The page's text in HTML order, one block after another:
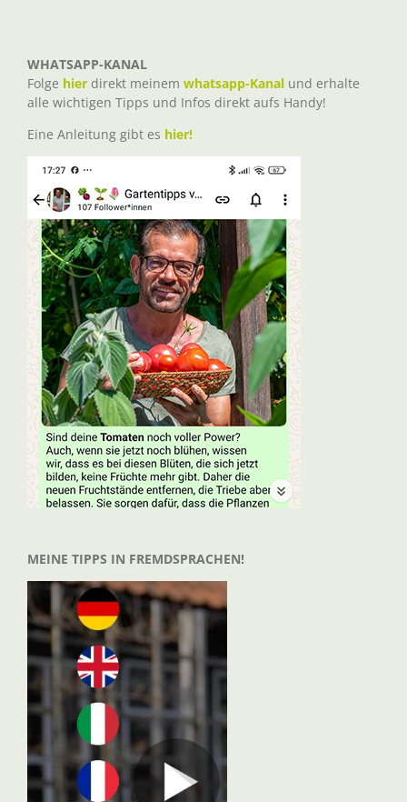
WHATSAPP-KANAL
Folge hier direkt meinem whatsapp-Kanal und erhalte
alle wichtigen Tipps und Infos direkt aufs Handy!
Eine Anleitung gibt es hier!
MEINE TIPPS IN FREMDSPRACHEN!